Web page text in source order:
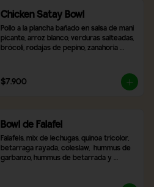
Chicken Satay Bowl
Pollo a la plancha bañado en salsa de mani
picante, arroz blanco, verduras salteadas,
brócoli, rodajas de pepino, zanahoria
$7.900
Bowl de Falafel
Falafels, mix de lechugas, quinoa tricolor,
betarraga rayada, coleslaw,  hummus de
garbanzo, hummus de betarrada y